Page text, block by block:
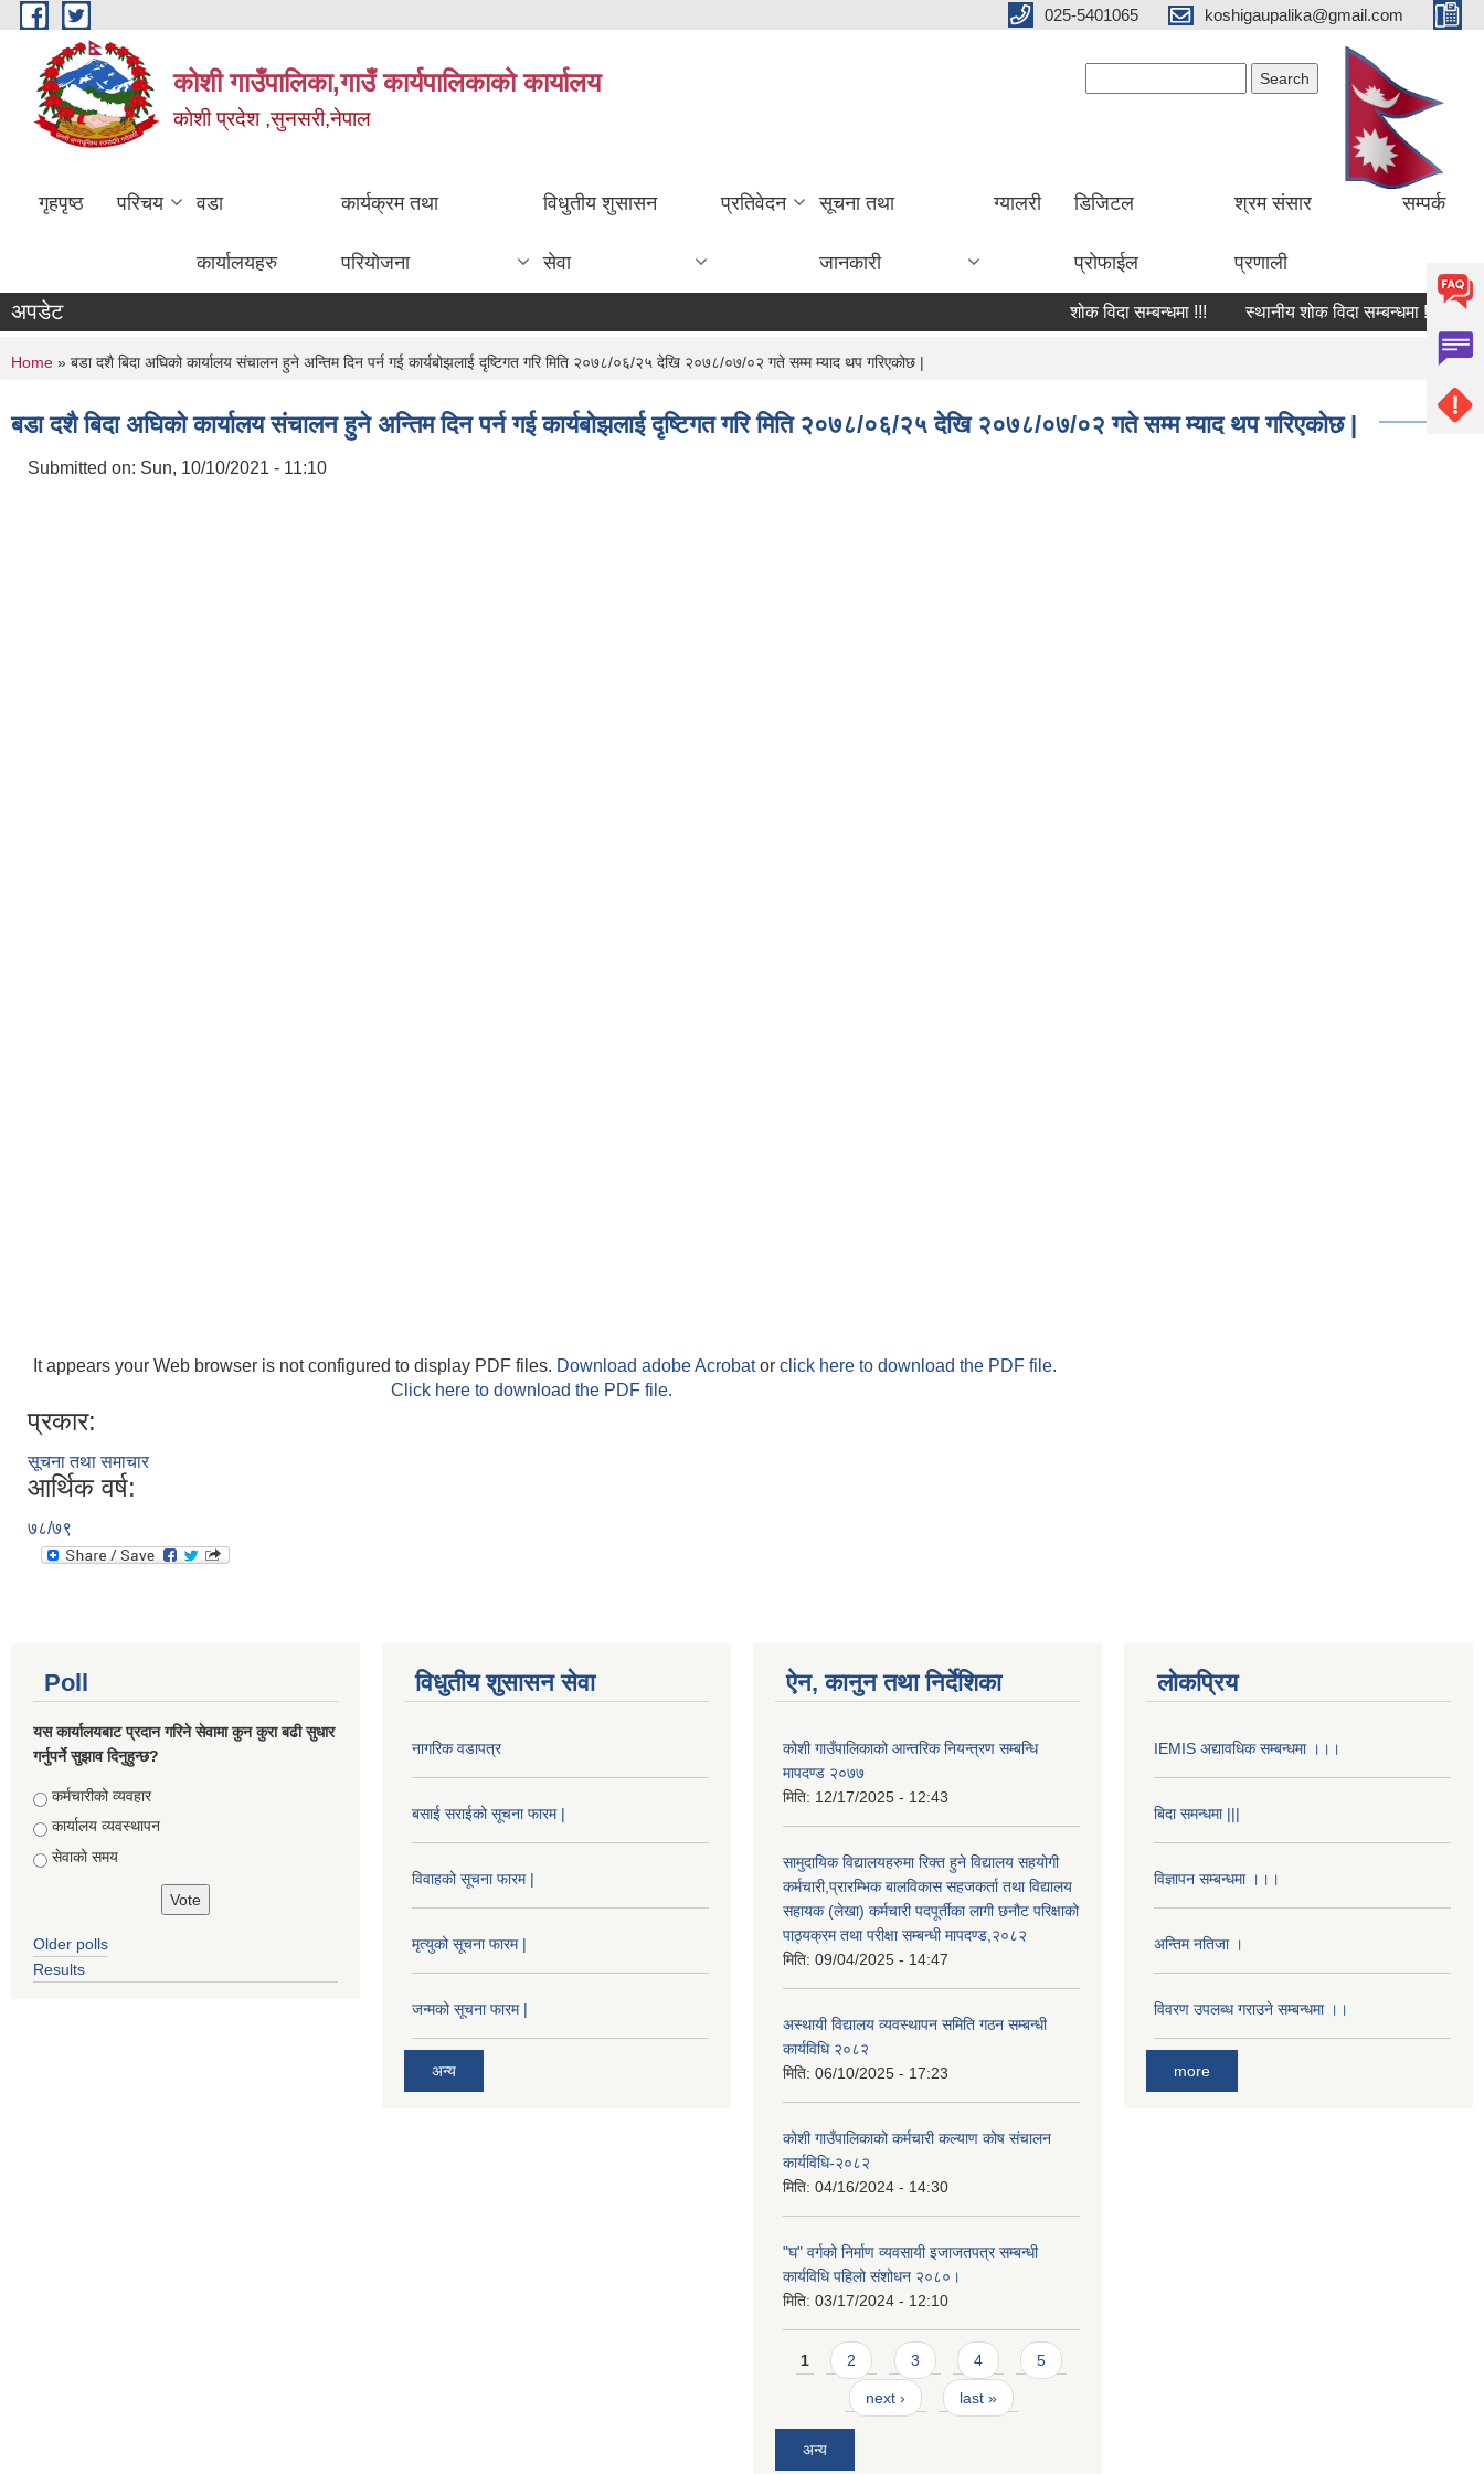
Skip to main content 025-5401065 koshigaupalika@gmail.com
कोशी गाउँपालिका,गाउँ कार्यपालिकाको कार्यालय
काेशी प्रदेश ,सुनसरी,नेपाल
गृहपृष्ठ परिचय वडा
कार्यालयहरु
कार्यक्रम तथा
परियोजना
विधुतीय शुसासन
सेवा
प्रतिवेदन सूचना तथा
जानकारी
ग्यालरी डिजिटल
प्रोफाईल
श्रम संसार
प्रणाली
सम्पर्क
अपडेट शोक विदा सम्बन्धमा !!! स्थानीय शोक विदा सम्बन्धमा !!! शोक
You are here
Home » बडा दशै बिदा अघिको कार्यालय संचालन हुने अन्तिम दिन पर्न गई कार्यबोझलाई दृष्टिगत गरि मिति २०७८/०६/२५ देखि २०७८/०७/०२ गते सम्म म्याद थप गरिएकोछ |
बडा दशै बिदा अघिको कार्यालय संचालन हुने अन्तिम दिन पर्न गई कार्यबोझलाई दृष्टिगत गरि मिति २०७८/०६/२५ देखि २०७८/०७/०२ गते सम्म म्याद थप गरिएकोछ |
Submitted on: Sun, 10/10/2021 - 11:10
It appears your Web browser is not configured to display PDF files. Download adobe Acrobator click here to download the PDF file.
Click here to download the PDF file.
प्रकार:
सूचना तथा समाचार
आर्थिक वर्ष:
७८/७९
Poll
यस कार्यालयबाट प्रदान गरिने सेवामा कुन कुरा बढी सुधार
गर्नुपर्ने सुझाव दिनुहुन्छ?
Choices
कर्मचारीको व्यवहार
कार्यालय व्यवस्थापन
सेवाको समय
Older polls
Results
विधुतीय शुसासन सेवा
नागरिक वडापत्र
बसाई सराईको सूचना फारम |
विवाहको सूचना फारम |
मृत्युको सूचना फारम |
जन्मको सूचना फारम |
अन्य
ऐन, कानुन तथा निर्देशिका
कोशी गाउँपालिकाको आन्तरिक नियन्त्रण सम्बन्धि
मापदण्ड २०७७
मिति: 12/17/2025 - 12:43
सामुदायिक विद्यालयहरुमा रिक्त हुने विद्यालय सहयोगी
कर्मचारी,प्रारम्भिक बालविकास सहजकर्ता तथा विद्यालय
सहायक (लेखा) कर्मचारी पदपूर्तीका लागी छनौट परिक्षाको
पाठ्यक्रम तथा परीक्षा सम्बन्धी मापदण्ड,२०८२
मिति: 09/04/2025 - 14:47
अस्थायी विद्यालय व्यवस्थापन समिति गठन सम्बन्धी
कार्यविधि २०८२
मिति: 06/10/2025 - 17:23
कोशी गाउँपालिकाको कर्मचारी कल्याण कोष संचालन
कार्यविधि-२०८२
मिति: 04/16/2024 - 14:30
"घ" वर्गको निर्माण व्यवसायी इजाजतपत्र सम्बन्धी
कार्यविधि पहिलो संशोधन २०८०।
मिति: 03/17/2024 - 12:10
Pages
1 2 3 4 5
next › last »
अन्य
लोकप्रिय
IEMIS अद्यावधिक सम्बन्धमा ।।।
बिदा समन्धमा |||
विज्ञापन सम्बन्धमा ।।।
अन्तिम नतिजा ।
विवरण उपलब्ध गराउने सम्बन्धमा ।।
more